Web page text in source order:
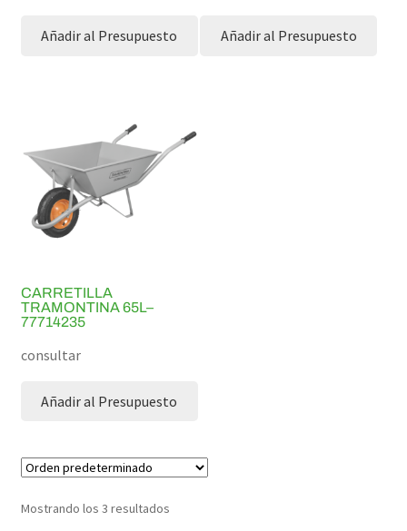
Añadir al Presupuesto Añadir al Presupuesto
CARRETILLA
TRAMONTINA 65L–
77714235
consultar
Añadir al Presupuesto
Mostrando los 3 resultados